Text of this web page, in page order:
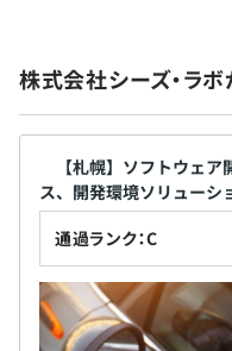
無期雇用
6カ月（条件などの変
を信頼し、建設的な
で生産性や会社の雰
す。
株式会社シーズ・ラ
【札幌】ソフトウェア
ス、開発環境ソリューシ
通過ランク：C